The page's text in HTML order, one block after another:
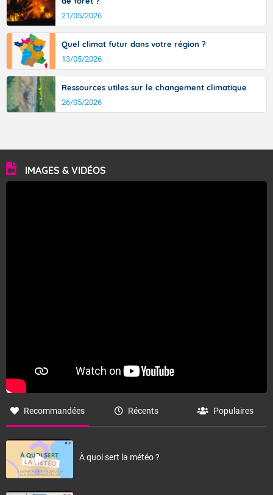
21/05/2026
Quel climat futur dans votre région ?
13/05/2026
Ressources utiles sur le changement climatique
26/05/2026
IMAGES & VIDÉOS
Recommandées Récents Populaires
À quoi sert la météo ?